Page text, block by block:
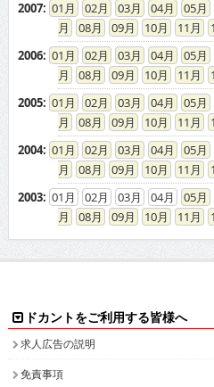
08
09 10 11
01 02 03 04 05
08
09 10 11
01 02 03 04 05
08
09 10 11
01 02 03 04 05
08
09 10 11
01 02 03 04 05
08
09 10 11
求人広告の説明